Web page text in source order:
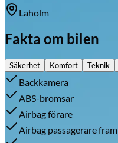
Laholm
Fakta om bilen
Säkerhet Komfort Teknik
Backkamera
ABS-bromsar
Airbag förare
Airbag passagerare fram